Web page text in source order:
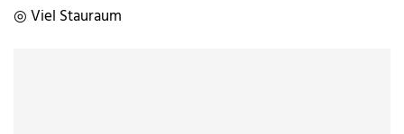
◎ Viel Stauraum